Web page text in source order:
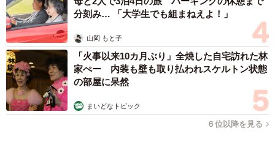
「即座に案内することが不可能です」レストランの入り口に大
きな注意書き オートリザーブからの予約を拒否するお断りに
賛同者続々
中将 タカノリ
2026.08.07
「本は買うだけでいい」京極夏彦さんの言葉に